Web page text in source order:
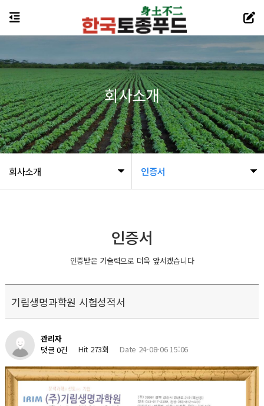
회사소개 인증서
회사소개
인증서
인증받은 기술력으로 더욱 앞서겠습니다
기림생명과학원 시험성적서
관리자
댓글 0건
Hit 273회 Date 24-08-06 15:06